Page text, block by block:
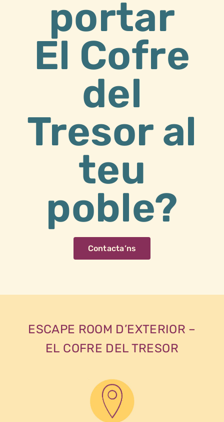
portar
El Cofre
del
Tresor al
teu
poble?
Contacta’ns
ESCAPE ROOM D’EXTERIOR –
EL COFRE DEL TRESOR